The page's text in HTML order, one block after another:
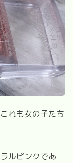
れも女の子たち
ルピンクであ